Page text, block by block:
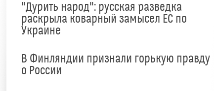
"Дурить народ": русская разведка
раскрыла коварный замысел ЕС по
Украине
В Финляндии признали горькую правду
о России